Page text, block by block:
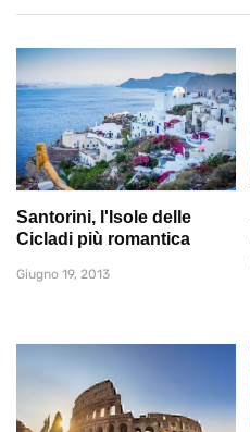
Santorini, l'Isole delle
Cicladi più romantica
Giugno 19, 2013